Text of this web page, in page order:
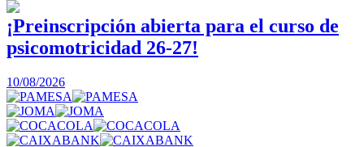
¡Preinscripción abierta para el curso de
psicomotricidad 26-27!
10/08/2026